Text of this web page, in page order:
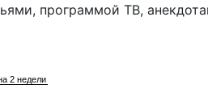
программой ТВ,